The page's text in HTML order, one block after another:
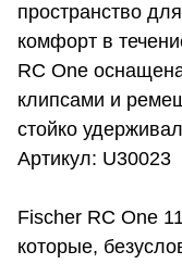
пространство
комфорт в
RC One
клипсами и
стойко
Артикул: U30023
Fischer RC One
которые,